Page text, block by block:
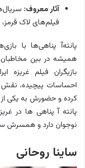
آثار معروف:
فیلم‌های لاک
پانته‌آ پناهی‌ها با
همیشه در بین مخاطبان
بازیگران فیلم غریزه
احساسات پیچیده، نقش
کرده و حضورش به یکی
پانته آ پناهی ها در
نوجوان دارد و همسرش
ساینا روحانی